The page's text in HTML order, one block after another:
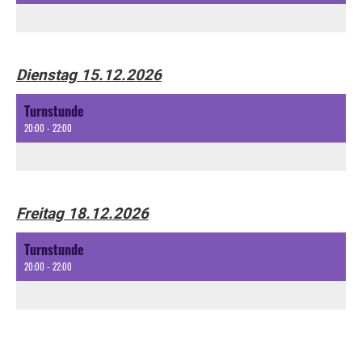
Dienstag 15.12.2026
Turnstunde
20:00 - 22:00
Freitag 18.12.2026
Turnstunde
20:00 - 22:00